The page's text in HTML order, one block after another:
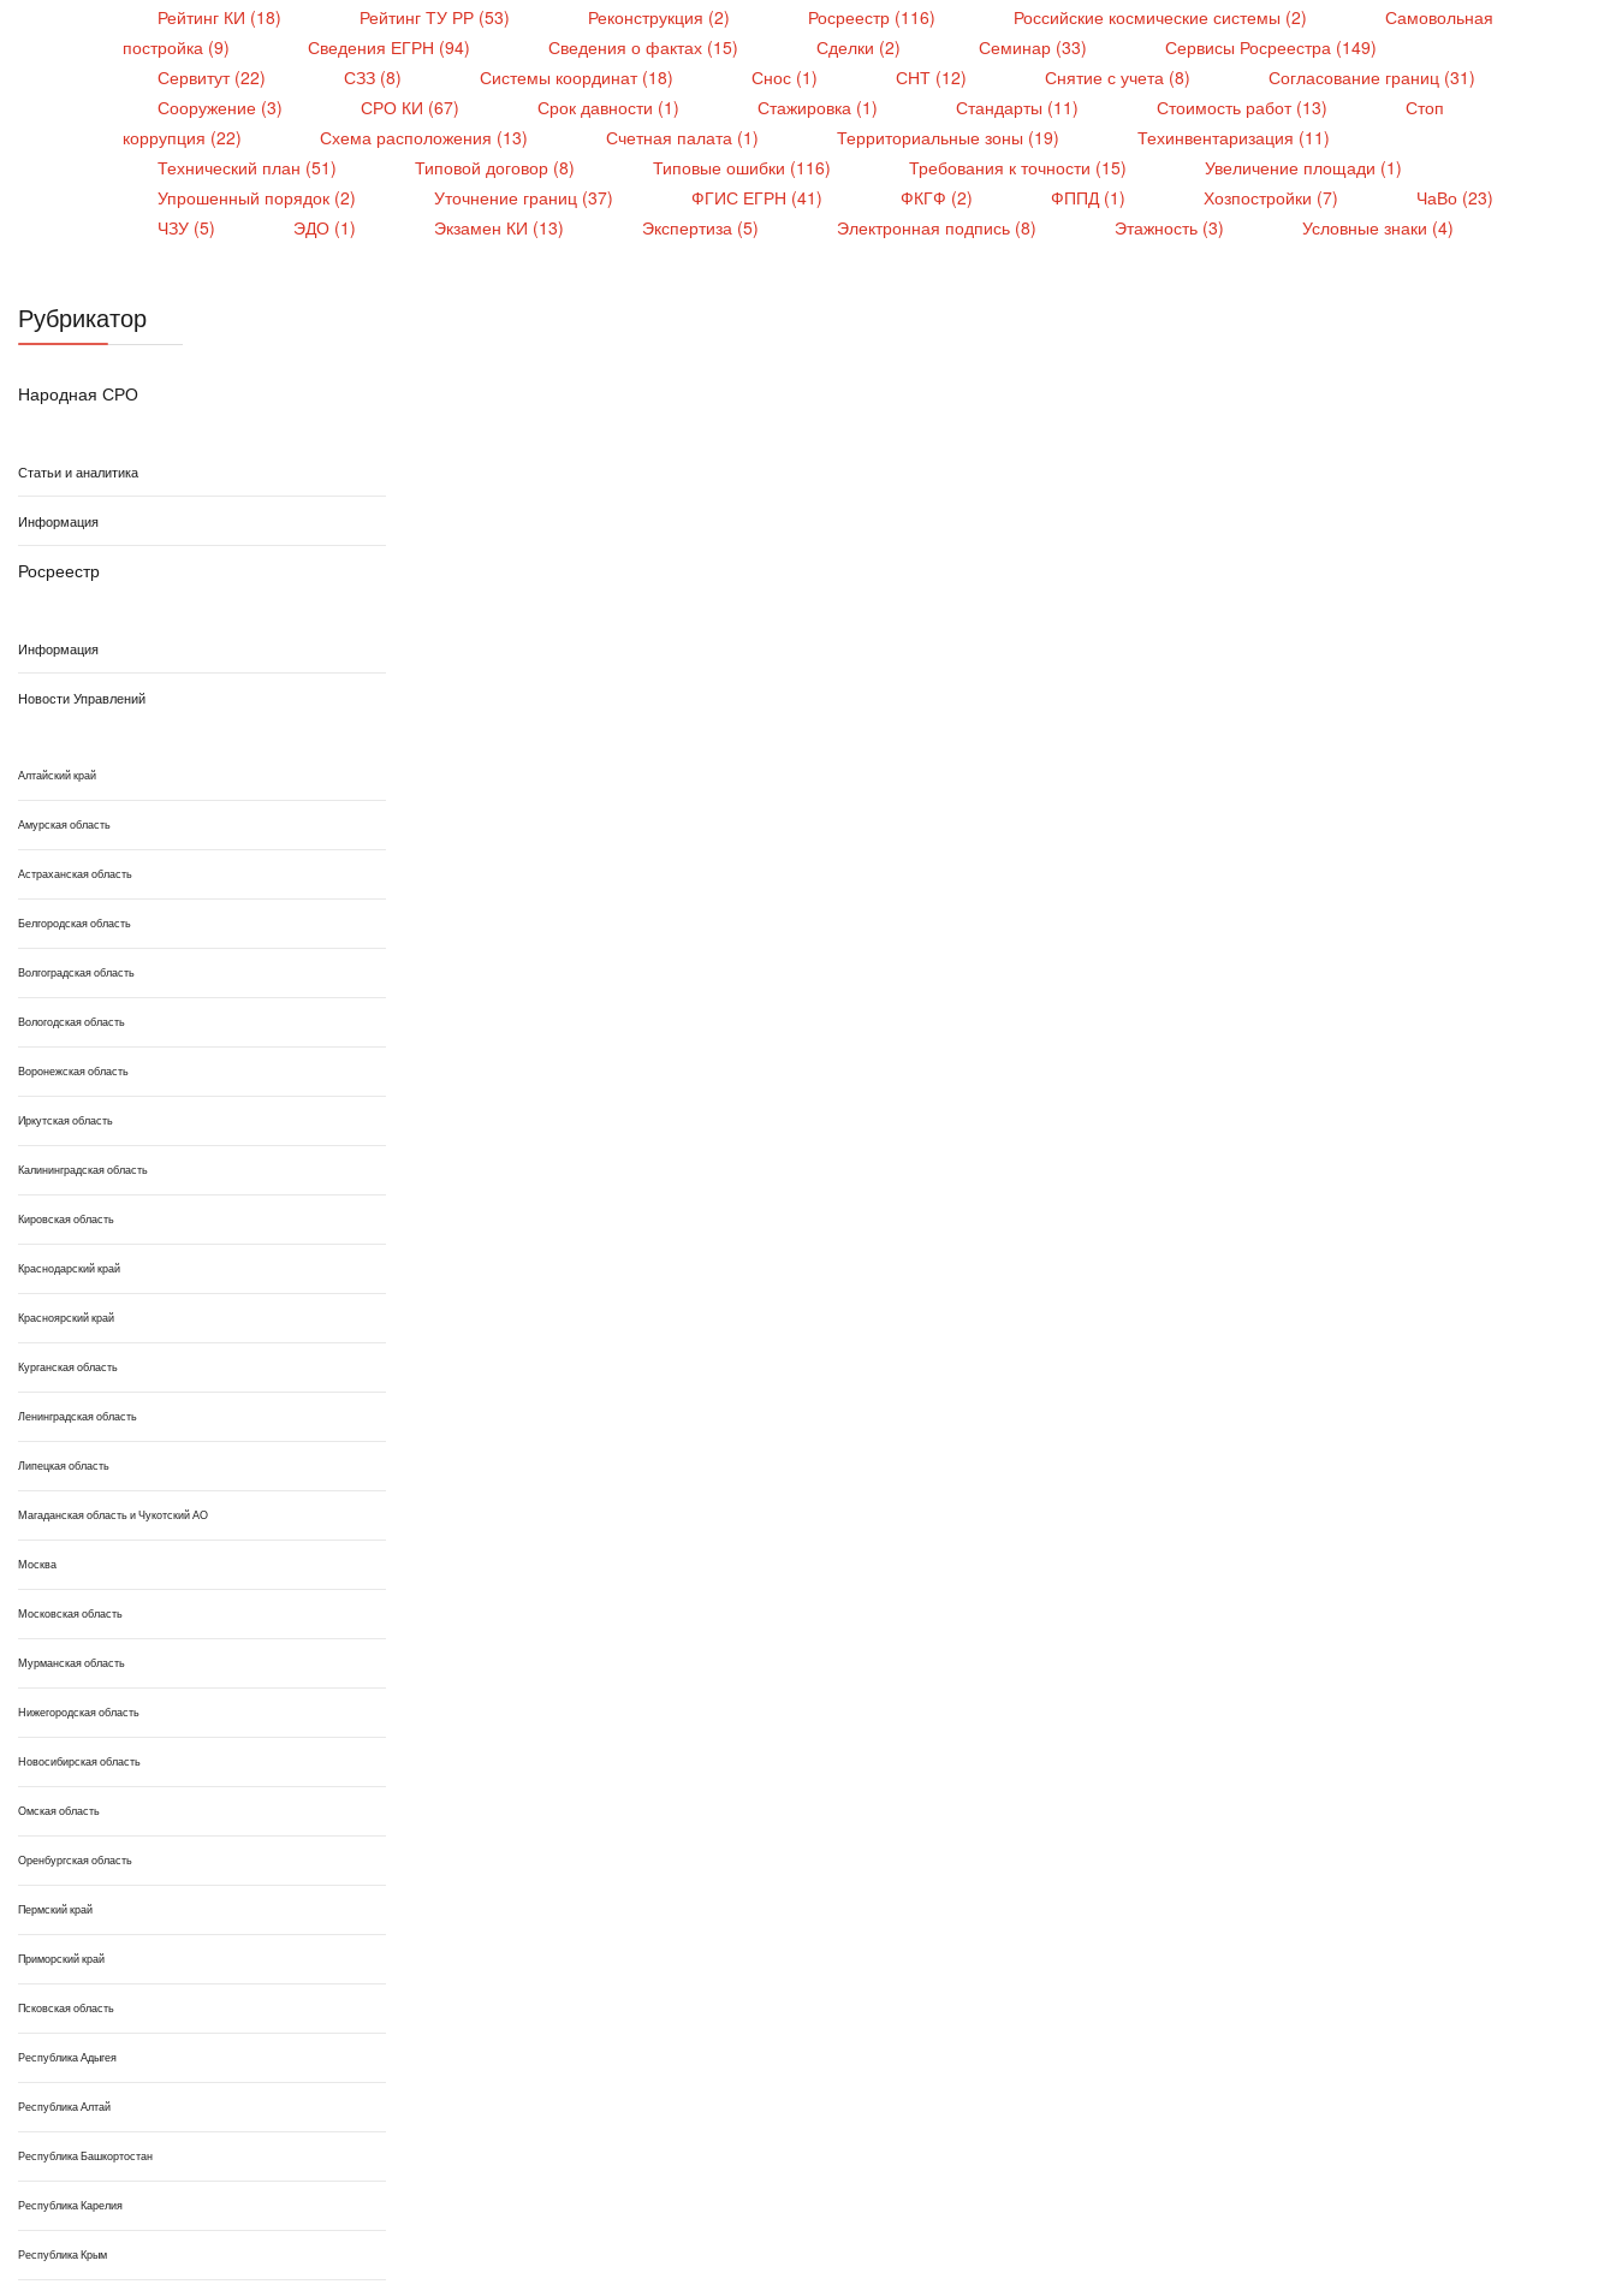
Рейтинг КИ (18)
Рейтинг ТУ РР (53) Реконструкция (2) Росреестр (116) Российские космические системы (2)
Самовольная
постройка (9)
Сведения ЕГРН (94) Сведения о фактах (15) Сделки (2) Семинар (33)
Сервисы Росреестра (149)
Сервитут (22)
СЗЗ (8) Системы координат (18) Снос (1) СНТ (12) Снятие с учета (8)
Согласование границ (31)
Сооружение (3)
СРО КИ (67) Срок давности (1) Стажировка (1) Стандарты (11) Стоимость работ (13)
Стоп
коррупция (22)
Схема расположения (13) Счетная палата (1) Территориальные зоны (19)
Техинвентаризация (11)
Технический план (51)
Типовой договор (8) Типовые ошибки (116) Требования к точности (15)
Увеличение площади (1)
Упрошенный порядок (2)
Уточнение границ (37) ФГИС ЕГРН (41) ФКГФ (2) ФППД (1) Хозпостройки (7)
ЧаВо (23)
ЧЗУ (5)
ЭДО (1) Экзамен КИ (13) Экспертиза (5) Электронная подпись (8) Этажность (3) Условные знаки (4)
Рубрикатор
Народная СРО
Статьи и аналитика
Информация
Росреестр
Информация
Новости Управлений
Алтайский край
Амурская область
Астраханская область
Белгородская область
Волгоградская область
Вологодская область
Воронежская область
Иркутская область
Калининградская область
Кировская область
Краснодарский край
Красноярский край
Курганская область
Ленинградская область
Липецкая область
Магаданская область и Чукотский АО
Москва
Московская область
Мурманская область
Нижегородская область
Новосибирская область
Омская область
Оренбургская область
Пермский край
Приморский край
Псковская область
Республика Адыгея
Республика Алтай
Республика Башкортостан
Республика Карелия
Республика Крым